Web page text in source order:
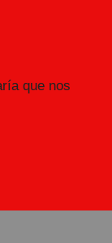
que nos